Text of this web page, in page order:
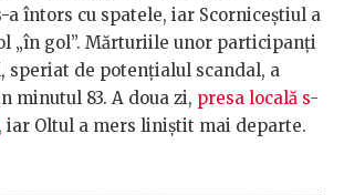
întors cu spatele, iar Scorniceștiul a
„în gol”. Mărturiile unor participanți
speriat de potențialul scandal, a
minutul 83. A doua zi, presa locală s-
, iar Oltul a mers liniștit mai departe.